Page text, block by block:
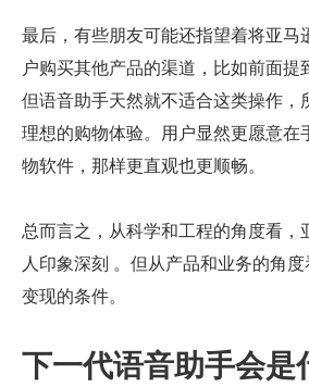
最后，有些朋友可能还指望着将亚马
户购买其他产品的渠道，比如前面提
但语音助手天然就不适合这类操作，
理想的购物体验。用户显然更愿意在
物软件，那样更直观也更顺畅。
总而言之，从科学和工程的角度看，
人印象深刻 。但从产品和业务的角
变现的条件。
下一代语音助手会是